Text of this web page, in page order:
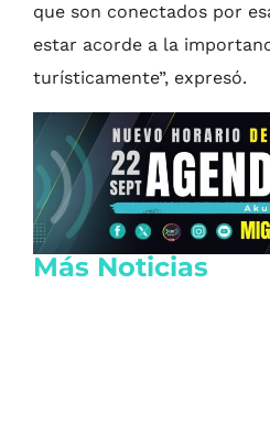
que son conectados por
estar acorde a la
turísticamente”, expresó.
Más Noticias